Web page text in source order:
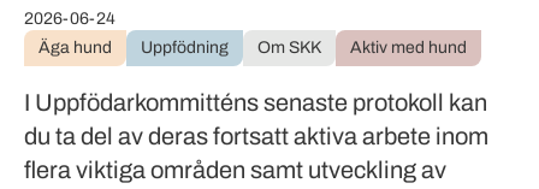
2026-06-24
Äga hund
Uppfödning Om SKK Aktiv med hund
I Uppfödarkommitténs senaste protokoll kan
du ta del av deras fortsatt aktiva arbete inom
flera viktiga områden samt utveckling av